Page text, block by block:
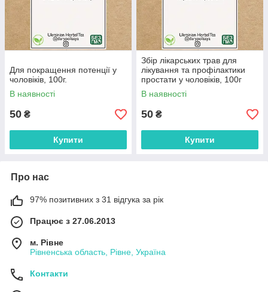
Для покращення потенції у
чоловіків, 100г.
В наявності
50 ₴
Купити
Збір лікарських трав для
лікування та профілактики
простати у чоловіків, 100г
В наявності
50 ₴
Купити
Про нас
97% позитивних з 31 відгука за рік
Працює з 27.06.2013
м. Рівне
Рівненська область, Рівне, Україна
Контакти